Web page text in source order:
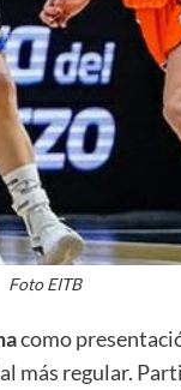
Foto EITB
como
más regular.